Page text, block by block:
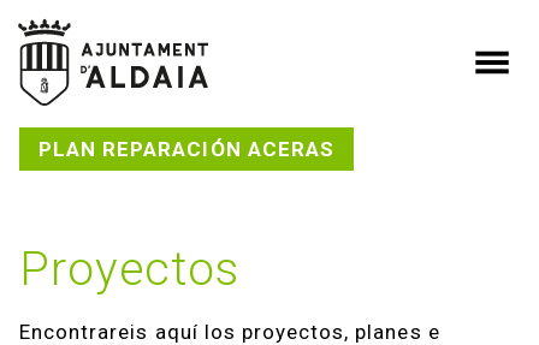
Saltar al contenido
Navegación principal
PLAN REPARACIÓN ACERAS
Proyectos
Encontrareis aquí los proyectos, planes e